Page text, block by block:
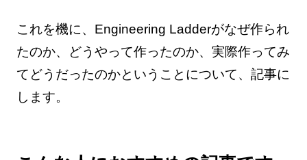
これを機に、Engineering Ladderがなぜ作られ
たのか、どうやって作ったのか、実際作ってみ
てどうだったのかということについて、記事に
します。